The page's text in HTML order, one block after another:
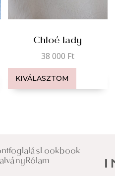
Chloé lady
38 000 Ft
KIVÁLASZTOM
Lookbook
Rólam